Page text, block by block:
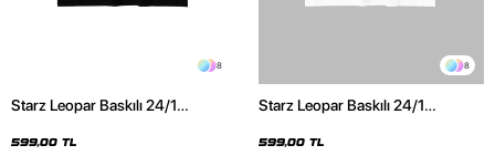
8
Starz Leopar Baskılı 24/1
599,00 TL
8
Starz Leopar Baskılı 24/1
599,00 TL